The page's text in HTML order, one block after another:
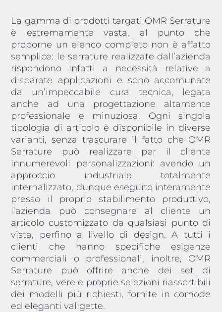
La gamma di prodotti targati OMR Serrature
è estremamente vasta, al punto che
proporne un elenco completo non è affatto
semplice: le serrature realizzate dall’azienda
rispondono infatti a necessità relative a
disparate applicazioni e sono accomunate
da un’impeccabile cura tecnica, legata
anche ad una progettazione altamente
professionale e minuziosa. Ogni singola
tipologia di articolo è disponibile in diverse
varianti, senza trascurare il fatto che OMR
Serrature può realizzare per il cliente
innumerevoli personalizzazioni: avendo un
approccio industriale totalmente
internalizzato, dunque eseguito interamente
presso il proprio stabilimento produttivo,
l’azienda può consegnare al cliente un
articolo customizzato da qualsiasi punto di
vista, perfino a livello di design. A tutti i
clienti che hanno specifiche esigenze
commerciali o professionali, inoltre, OMR
Serrature può offrire anche dei set di
serrature, vere e proprie selezioni riassortibili
dei modelli più richiesti, fornite in comode
ed eleganti valigette.